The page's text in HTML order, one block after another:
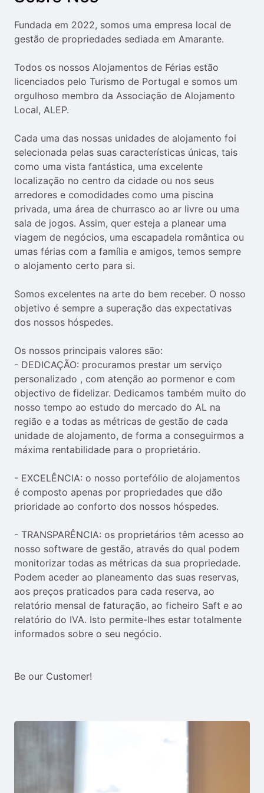
the
mark
key
get
the
keyboard
shortcuts
changing
dates.
the
mark
key
get
the
keyboard
changing
dates.
Fundada em 2022, somos uma empresa local de
gestão de propriedades sediada em Amarante.
Todos os nossos Alojamentos de Férias estão
licenciados pelo Turismo de Portugal e somos um
orgulhoso membro da Associação de Alojamento
Local, ALEP.
Cada uma das nossas unidades de alojamento foi
selecionada pelas suas características únicas, tais
como uma vista fantástica, uma excelente
localização no centro da cidade ou nos seus
arredores e comodidades como uma piscina
privada, uma área de churrasco ao ar livre ou uma
sala de jogos. Assim, quer esteja a planear uma
viagem de negócios, uma escapadela romântica ou
umas férias com a família e amigos, temos sempre
o alojamento certo para si.
Somos excelentes na arte do bem receber. O nosso
objetivo é sempre a superação das expectativas
dos nossos hóspedes.
Os nossos principais valores são:
- DEDICAÇÃO: procuramos prestar um serviço
personalizado , com atenção ao pormenor e com
objectivo de fidelizar. Dedicamos também muito do
nosso tempo ao estudo do mercado do AL na
região e a todas as métricas de gestão de cada
unidade de alojamento, de forma a conseguirmos a
máxima rentabilidade para o proprietário.
- EXCELÊNCIA: o nosso portefólio de alojamentos
é composto apenas por propriedades que dão
prioridade ao conforto dos nossos hóspedes.
- TRANSPARÊNCIA: os proprietários têm acesso ao
nosso software de gestão, através do qual podem
monitorizar todas as métricas da sua propriedade.
Podem aceder ao planeamento das suas reservas,
aos preços praticados para cada reserva, ao
relatório mensal de faturação, ao ficheiro Saft e ao
relatório do IVA. Isto permite-lhes estar totalmente
informados sobre o seu negócio.
Be our Customer!